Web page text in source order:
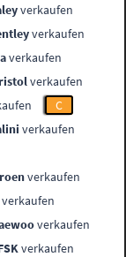
verkaufen
verkaufen
verkaufen
verkaufen
C
verkaufen
verkaufen
verkaufen
verkaufen
verkaufen